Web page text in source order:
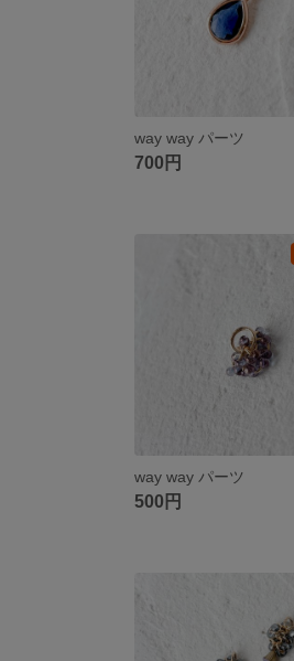
way way パーツ
700円
way way パーツ
500円